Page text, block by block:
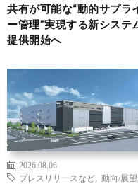
共有が可能な“動的サプラ
ー管理”実現する新システ
提供開始へ
2026.08.06
プレスリリースなど
動向/展望